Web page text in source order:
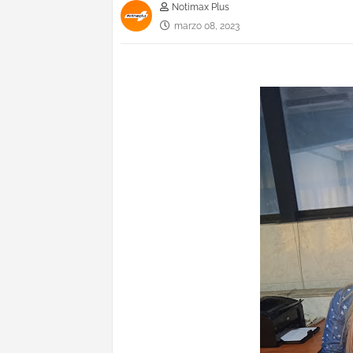
Notimax Plus
marzo 08, 2023